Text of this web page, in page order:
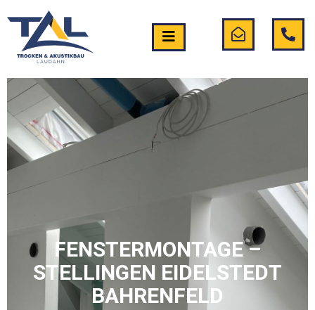
FENSTERMONTAGE –
STELLINGEN EIDELSTEDT
BAHRENFELD